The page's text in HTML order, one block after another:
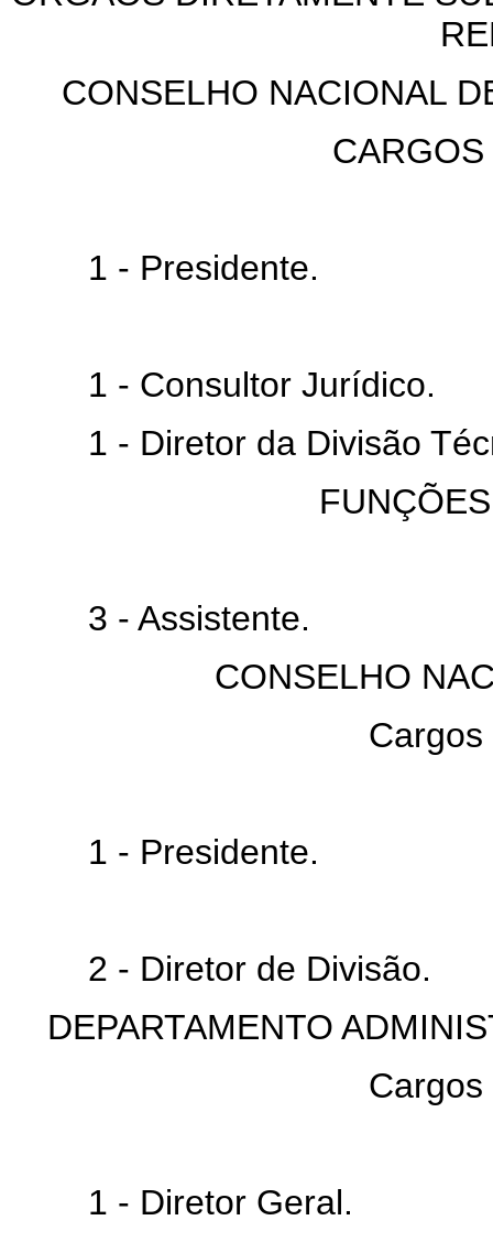
CONSELHO NACIONAL
1 - Presidente.
1 - Consultor Jurídico.
1 - Diretor da Divisão
3 - Assistente.
CONSELHO
1 - Presidente.
2 - Diretor de Divisão.
DEPARTAMENTO
1 - Diretor Geral.